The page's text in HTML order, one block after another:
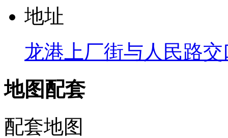
地址
龙港上厂街与人民路交
地图配套
配套地图